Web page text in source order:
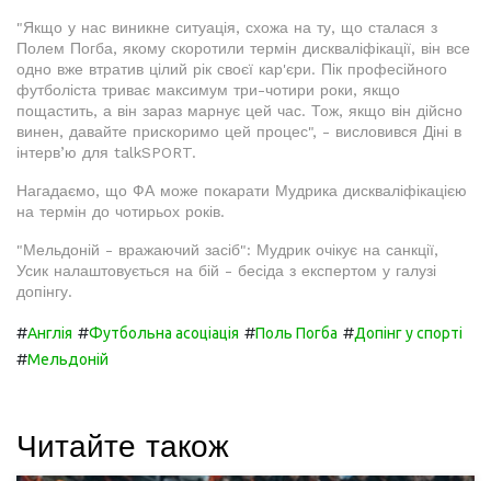
"Якщо у нас виникне ситуація, схожа на ту, що сталася з
Полем Погба, якому скоротили термін дискваліфікації, він все
одно вже втратив цілий рік своєї кар'єри. Пік професійного
футболіста триває максимум три-чотири роки, якщо
пощастить, а він зараз марнує цей час. Тож, якщо він дійсно
винен, давайте прискоримо цей процес", - висловився Діні в
інтерв’ю для talkSPORT.
Нагадаємо, що ФА може покарати Мудрика дискваліфікацією
на термін до чотирьох років.
"Мельдоній - вражаючий засіб": Мудрик очікує на санкції,
Усик налаштовується на бій - бесіда з експертом у галузі
допінгу.
#Англія #Футбольна асоціація #Поль Погба #Допінг у спорті
#Мельдоній
Читайте також